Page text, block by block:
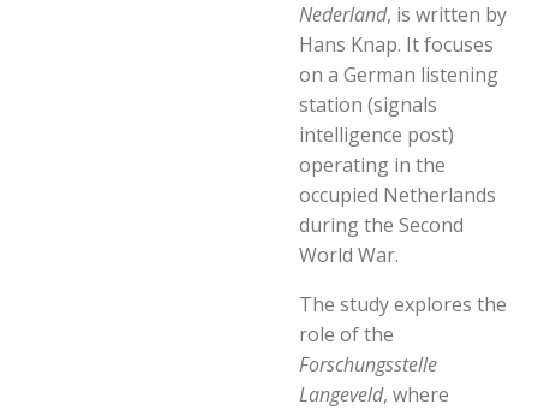
Nederland, is written by
Hans Knap. It focuses
on a German listening
station (signals
intelligence post)
operating in the
occupied Netherlands
during the Second
World War.
The study explores the
role of the
Forschungsstelle
Langeveld, where